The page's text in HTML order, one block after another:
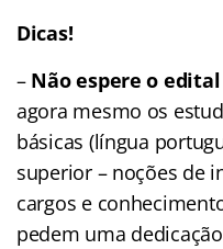
Dicas!
– Não espere o
agora mesmo os
básicas (língua
superior – noções de
cargos e
pedem uma